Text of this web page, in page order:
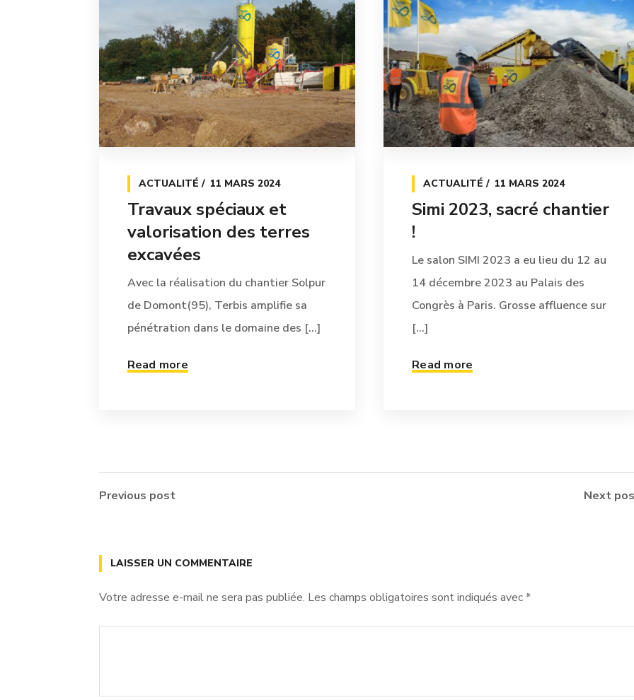
ACTUALITÉ 11 MARS 2024
Travaux spéciaux et
valorisation des terres
excavées
Avec la réalisation du chantier Solpur
de Domont(95), Terbis amplifie sa
pénétration dans le domaine des [...]
Read more
ACTUALITÉ 11 MARS 2024
Simi 2023, sacré chantier
!
Le salon SIMI 2023 a eu lieu du 12 au
14 décembre 2023 au Palais des
Congrès à Paris. Grosse affluence sur
[...]
Read more
Previous post Next
LAISSER UN COMMENTAIRE
Votre adresse e-mail ne sera pas publiée. Les champs obligatoires sont indiqués avec*